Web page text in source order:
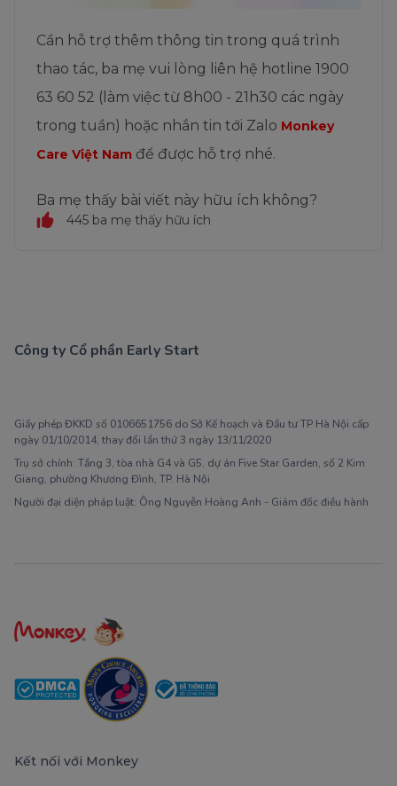
Cần hỗ trợ thêm thông tin trong quá trình
thao tác, ba mẹ vui lòng liên hệ hotline 1900
63 60 52 (làm việc từ 8h00 - 21h30 các ngày
trong tuần) hoặc nhắn tin tới Zalo Monkey
Care Việt Nam để được hỗ trợ nhé.
Ba mẹ thấy bài viết này hữu ích không?
445 ba mẹ thấy hữu ích
Công ty Cổ phần Early Start
Giấy phép ĐKKD số 0106651756 do Sở Kế hoạch và Đầu tư TP Hà Nội cấp
ngày 01/10/2014, thay đổi lần thứ 3 ngày 13/11/2020
Trụ sở chính: Tầng 3, tòa nhà G4 và G5, dự án Five Star Garden, số 2 Kim
Giang, phường Khương Đình, TP. Hà Nội
Người đại diện pháp luật: Ông Nguyễn Hoàng Anh - Giám đốc điều hành
Kết nối với Monkey